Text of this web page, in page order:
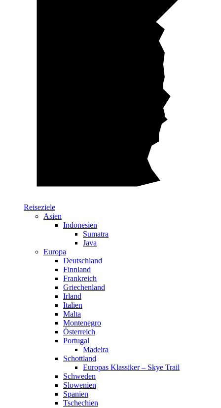
Reiseziele
Asien
Indonesien
Sumatra
Java
Europa
Deutschland
Finnland
Frankreich
Griechenland
Irland
Italien
Malta
Montenegro
Österreich
Portugal
Madeira
Schottland
Europas Klassiker – Skye Trail
Schweden
Slowenien
Spanien
Tschechien